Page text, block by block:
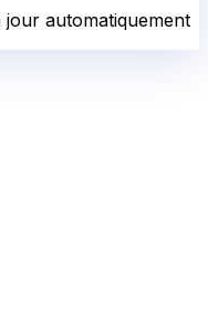
jour automatiquement